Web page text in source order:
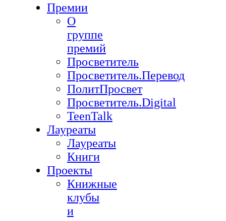
Премии
О
группе
премий
Просветитель
Просветитель.Перевод
ПолитПросвет
Просветитель.Digital
TeenTalk
Лауреаты
Лауреаты
Книги
Проекты
Книжные
клубы
и